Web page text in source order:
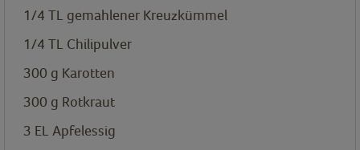
1/4 TL gemahlener Kreuzkümmel
1/4 TL Chilipulver
300 g Karotten
300 g Rotkraut
3 EL Apfelessig